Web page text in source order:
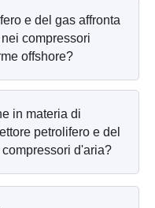
e del gas affronta
compressori
offshore?
in materia di
petrolifero e del
d'aria?